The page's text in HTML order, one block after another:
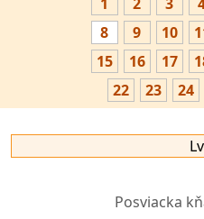
8
9 10
15
16 17
22
23 24
Posviacka